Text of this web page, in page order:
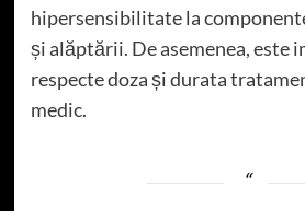
hipersensibilitate la
și alăptării. De asemenea, este
respecte doza și durata
medic.